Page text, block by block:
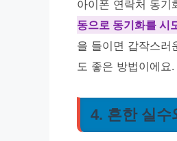
아이폰 연락처 동기
동으로 동기화를 시
을 들이면 갑작스러
도 좋은 방법이에요.
4. 흔한 실수